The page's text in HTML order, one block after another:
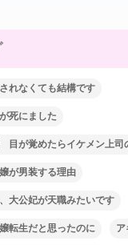
れなくても結構です
死にました
目が覚めたらイケメン上司
が男装する理由
大公妃が天職みたいです
転生だと思ったのに ア